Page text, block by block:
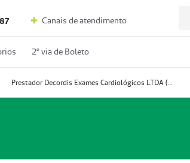
Canais de atendimento
2º via de Boleto
Prestador Decordis Exames Cardiológicos LTDA (51004347-4)